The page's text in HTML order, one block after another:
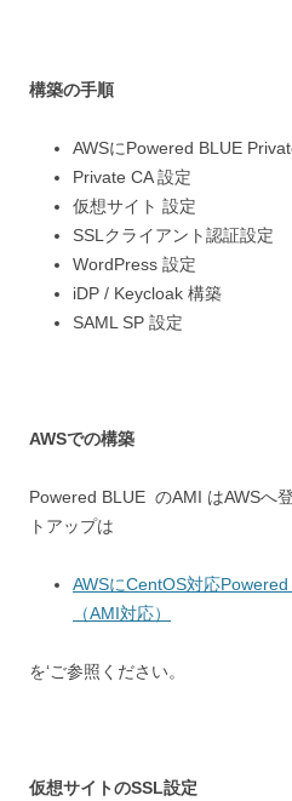
構築の手順
AWSにPowered BLUE
Private CA 設定
仮想サイト 設定
SSLクライアント認証設定
WordPress 設定
iDP / Keycloak 構築
SAML SP 設定
AWSでの構築
Powered BLUE のAMI はAWSへ
トアップは
AWSにCentOS対応
（AMI対応）
を‘ご参照ください。
仮想サイトのSSL設定